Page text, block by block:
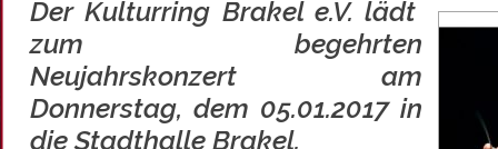
Der Kulturring Brakel e.V. lädt
zum begehrten
Neujahrskonzert am
Donnerstag, dem 05.01.2017 in
die Stadthalle Brakel.